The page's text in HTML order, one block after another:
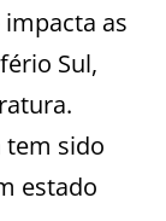
as
Sul,
tem sido
estado